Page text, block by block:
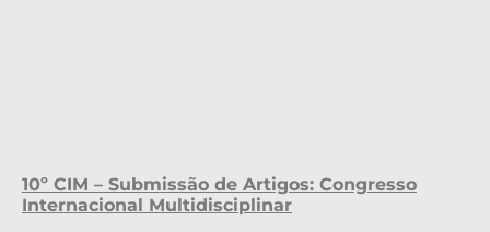
10º CIM – Submissão de Artigos: Congresso
Internacional Multidisciplinar